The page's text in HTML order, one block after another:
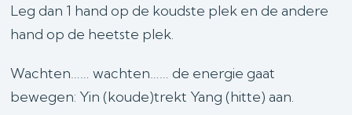
Leg dan 1 hand op de koudste plek en de andere
hand op de heetste plek.
Wachten…… wachten…… de energie gaat
bewegen: Yin (koude)trekt Yang (hitte) aan.